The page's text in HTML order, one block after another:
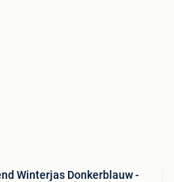
Winterjas Donkerblauw -